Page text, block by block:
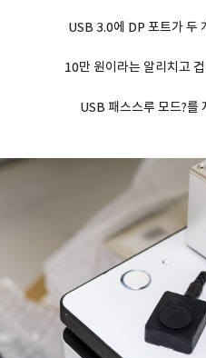
USB 3.0에 DP 포트가 두
10만 원이라는 알리치고
USB 패스스루 모드?를